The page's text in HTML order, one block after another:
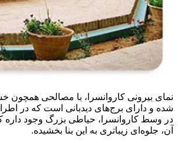
نمای بیرونی کاروانسرا، با مصالحی
شده و دارای برج‌های دیدبانی است که در
در وسط کاروانسرا، حیاطی بزرگ وجود
آن، جلوه‌ای زیباتری به این بنا بخشیده.